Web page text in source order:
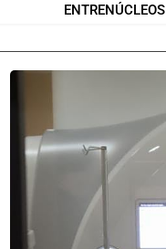
ENTRENÚCLEOS